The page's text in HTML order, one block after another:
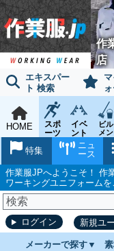
作
店
エキスパー
ト 検索
HOME
スポ
ーツ
ウェ
イベ
ント
チー
ム
ビル
メン
ンス
ニュ
ース
特集
作業服JPへようこそ！ 作
ワーキングユニフォーム
ログイン 新規ユ
メーカーで探す